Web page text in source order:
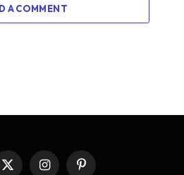
A COMMENT
X InstagramPinterest